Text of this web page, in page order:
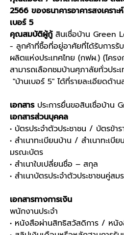
2566 ของธนาคารอาคารสงเครา
เบอร์ 5
คุณสมบัติผู้กู้ สินเชื่อบ้าน Green
- ลูกค้าที่ซื้อที่อยู่อาศัยที่ได้รับการรั
ผลิตแห่งประเทศไทย (กฟผ.) (โครง
สามารถเลือกชมบ้านศุภาลัยทั่วปร
"บ้านเบอร์ 5" ได้ที่รายละเอียดด้า
เอกสารประการยื่นขอสินเชื่อบ้าน
เอกสารส่วนบุคคล
• บัตรประจำตัวประชาชน / บัตรข้าร
• สำเนาทะเบียนบ้าน / สำเนาทะเ
มรณะบัตร
• สำเนาใบเปลี่ยนชื่อ – สกุล
• สำเนาบัตรประจำตัวประชาชนคู่ส
เอกสารทางการเงิน
พนักงานประจำ
• หนังสือผ่านสิทธิสวัสดิการ / หนัง